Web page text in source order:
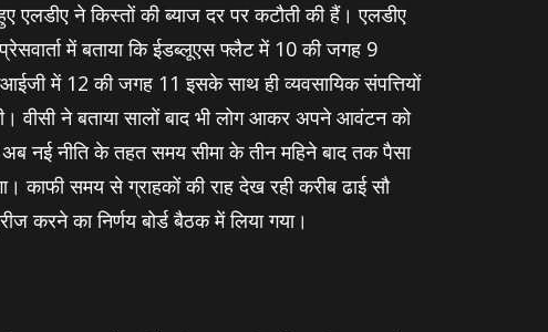
एलडीए ने किस्‍तों की ब्‍याज दर पर कटौती की हैं। एलडीए
में बताया कि ईडब्‍लूएस फ्लैट में 10 की जगह 9
में 12 की जगह 11 इसके साथ ही व्‍यवसायिक संपत्तियों
वीसी ने बताया सालों बाद भी लोग आकर अपने आवंटन को
नई नीति के तहत समय सीमा के तीन महिने बाद तक पैसा
काफी समय से ग्राहकों की राह देख रही करीब ढाई सौ
करने का निर्णय बोर्ड बैठक में लिया गया।